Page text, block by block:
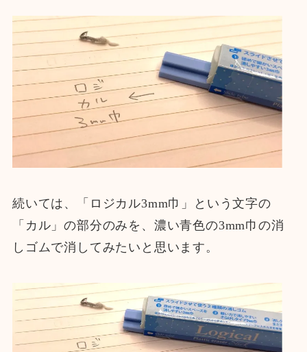
続いては、「ロジカル3mm巾」という文字の
「カル」の部分のみを、濃い青色の3mm巾の消
しゴムで消してみたいと思います。